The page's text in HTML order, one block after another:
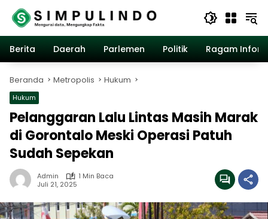
Langsung
konten
Berita
Daerah Parlemen Politik Ragam
Beranda Metropolis Hukum
Hukum
Pelanggaran Lalu Lintas Masih Marak
di Gorontalo Meski Operasi Patuh
Sudah Sepekan
Admin
1 Min Baca
Juli 21, 2025